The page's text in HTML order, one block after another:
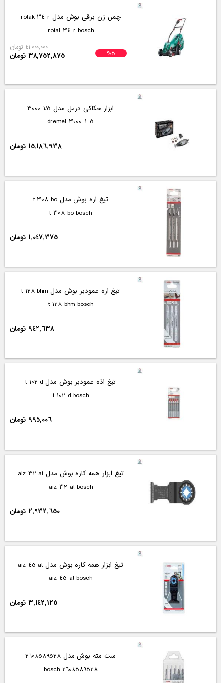
چمن زن برقی بوش مدل rotak 34 r
rotal 34 r bosch
%5
41,000,000 تومان
38,752,875 تومان
ابزار حکاکی درمل مدل 1/5-3000
3000-1-5 dremel
15,186,938 تومان
تیغ اره بوش مدل t 308 bo
t 308 bo bosch
1,047,375 تومان
تیغ اره عمودبر بوش مدل t 128 bhm
t 128 bhm bosch
942,638 تومان
تیغ اذه عمودبر بوش مدل t 102 d
t 102 d bosch
995,006 تومان
تیغ ابزار همه کاره بوش مدل aiz 32 at
aiz 32 at bosch
2,932,650 تومان
تیغ ابزار همه کاره بوش مدل aiz 45 at
aiz 45 at bosch
3,142,125 تومان
ست مته بوش مدل 2608589528
2608589528 bosch